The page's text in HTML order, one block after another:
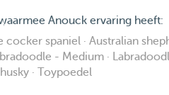
Anouck ervaring heeft:
cocker spaniel · Australian
- Medium ·
· Toypoedel